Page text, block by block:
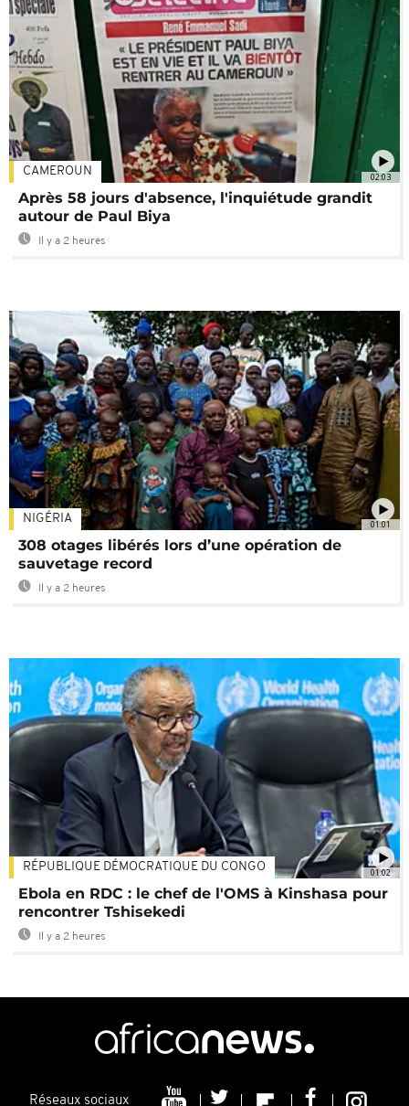
02:03
CAMEROUN
Après 58 jours d'absence, l'inquiétude grandit
autour de Paul Biya
Il y a 2 heures
01:01
NIGÉRIA
308 otages libérés lors d’une opération de
sauvetage record
Il y a 2 heures
01:02
RÉPUBLIQUE DÉMOCRATIQUE DU CONGO
Ebola en RDC : le chef de l'OMS à Kinshasa pour
rencontrer Tshisekedi
Il y a 2 heures
Réseaux sociaux